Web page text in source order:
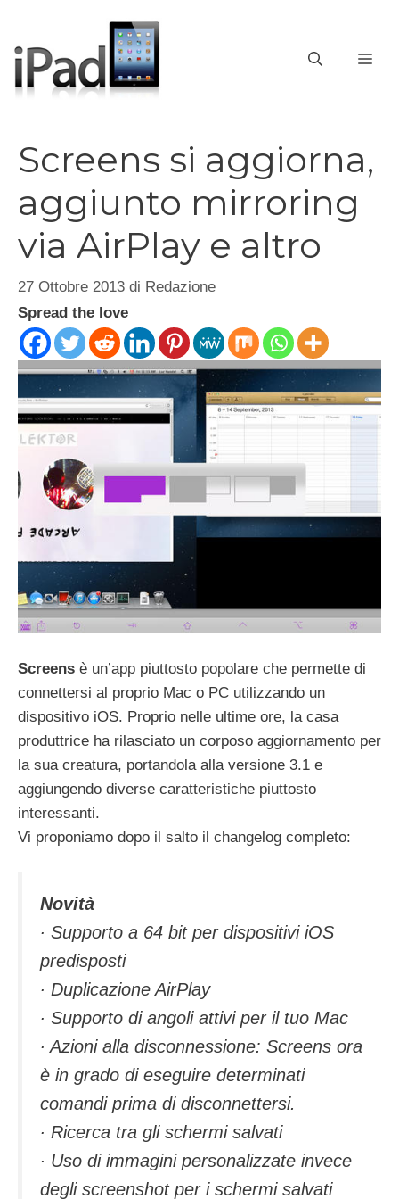
contenuto
Screens si aggiorna,
aggiunto mirroring
via AirPlay e altro
27 Ottobre 2013 di Redazione
Spread the love
Screens è un’app piuttosto popolare che permette di
connettersi al proprio Mac o PC utilizzando un
dispositivo iOS. Proprio nelle ultime ore, la casa
produttrice ha rilasciato un corposo aggiornamento per
la sua creatura, portandola alla versione 3.1 e
aggiungendo diverse caratteristiche piuttosto
interessanti.
Vi proponiamo dopo il salto il changelog completo:
Novità
∙ Supporto a 64 bit per dispositivi iOS
predisposti
∙ Duplicazione AirPlay
∙ Supporto di angoli attivi per il tuo Mac
∙ Azioni alla disconnessione: Screens ora
è in grado di eseguire determinati
comandi prima di disconnettersi.
∙ Ricerca tra gli schermi salvati
∙ Uso di immagini personalizzate invece
degli screenshot per i schermi salvati